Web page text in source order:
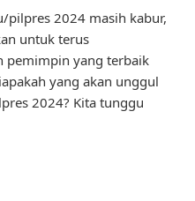
2024 masih kabur,
untuk terus
pemimpin yang terbaik
yang akan unggul
2024? Kita tunggu